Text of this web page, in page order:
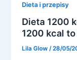
Dieta i przepisy
Dieta 1200
1200 kcal to
Lila Glow/28/05/